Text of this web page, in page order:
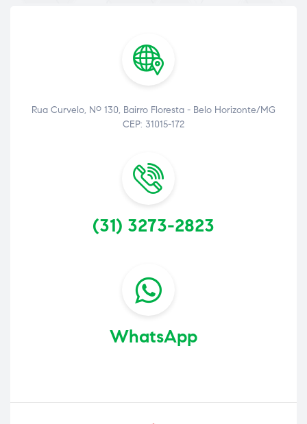
Rua Curvelo, Nº 130, Bairro Floresta - Belo Horizonte/MG
CEP: 31015-172
(31) 3273-2823
WhatsApp